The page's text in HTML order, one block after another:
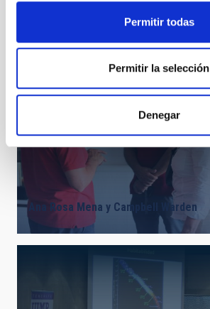
Permitir todas
Permitir la selección
Denegar
Ana Rosa Mena y Campbell Warden
Ana Rosa Mena y Campbell Warden